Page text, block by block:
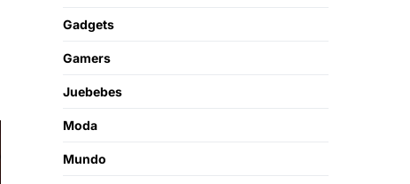
Gadgets
Gamers
Juebebes
Moda
Mundo